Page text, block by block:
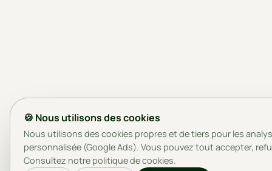
🍪 Nous utilisons des cookies
Nous utilisons des cookies propres et de tiers pour les
personnalisée (Google Ads). Vous pouvez tout accepter,
Consultez notre politique de cookies.